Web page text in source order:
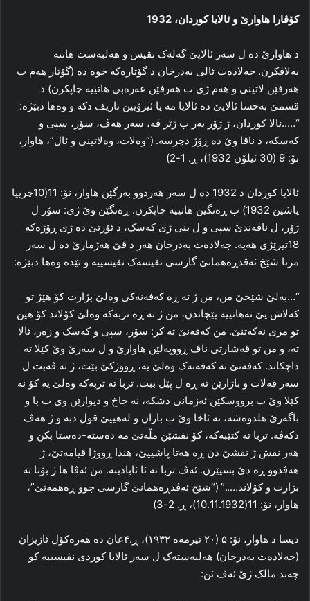
کۆڤارا هاوارێ و ئالایا کوردان، 1932
د هاوارێ ده‌ ل سه‌ر ئالایێ گه‌له‌ک نڤیس و هه‌لبه‌ست هاتنه‌
به‌لاڤکرن. جه‌لاده‌ت ئالی به‌درخان د گۆتاره‌که‌ خوه‌ ده‌ (گۆتار هه‌م ب
هه‌رفێن لاتینی و هه‌م ژی ب هه‌رفێن عه‌ره‌بی هاتییه‌ چاپکرن) د
قسمێ به‌حسا ئالایێ ده‌ ئالایا مه‌ یا ئیرۆیین تاریف دکه‌ و وه‌ها دبێژه‌:
“…..ئالا کوردان، ژ ژۆر به‌ر ب ژێر ڤه‌، سه‌ر هه‌ڤ، سۆر، سپی و
که‌سکه‌، د ناڤا وێ ده‌ ڕۆژ دچرسه‌. (“وه‌لات، وه‌لاتینی و ئال”، هاوار،
نۆ: 9 (30 ئیلۆن 1932)، ڕ. 1-2)
ئالایا کوردان د 1932 ده‌ ل سه‌ر هه‌ردوو به‌رگێن هاوار، نۆ: 11(10چرییا
پاشین 1932) ب ڕه‌نگین هاتییه‌ چاپکرن. ڕه‌نگێن وێ ژی: سۆر ل
ژۆر، ل ناڤه‌ندێ سپی و ل بنی ژی که‌سک، د ئۆرتێ ده‌ ژی ڕۆژه‌که‌
18تیرێژی هه‌یه‌. جه‌لاده‌ت به‌درخان هه‌ر د ڤێ هه‌ژمارێ ده‌ ل سه‌ر
مرنا شێخ ئه‌ڤدڕه‌همانێ گارسی نڤیسه‌ک نڤیسییه‌ و تێده‌ وه‌ها دبێژه‌:
“…به‌لێ شێخێ من، من ژ ته‌ ڕه‌ که‌فه‌نه‌کی وه‌لێ بژارت کۆ هێژ تو
که‌لاش پێ نه‌هاتییه‌ پێچاندن، من ژ ته‌ ڕه‌ تربه‌که‌ وه‌لێ کۆلاند کۆ هین
تو مری نه‌که‌تنێ. من که‌فه‌نێ ته‌ کر: سۆر، سپی و که‌سک و زه‌ر، ئالا
ته‌، و من تو ڤه‌شارتی ناڤ ڕووپه‌لێن هاوارێ و ل سه‌رێ وێ کێلا ته‌
داچکاند. که‌فه‌نێ ته‌ که‌فه‌نه‌ک وه‌لێ یه‌، ڕووژکێ بێت، ژ ته‌ ڤه‌بت ل
سه‌ر قه‌لات و باژارێن ته‌ ڕه‌ ل پێل ببت. تربا ته‌ تربه‌که‌ وه‌لێ یه‌ کۆ نه‌
کێلا وێ ب برووسکێن ئه‌زمانی دشکه‌، نه‌ جاخ و دیوارێن وی ب با و
باگه‌رێ هلدوه‌شه‌، نه‌ ئاخا وێ ب باران و له‌هییێ قول دبه‌ و ژ هه‌ڤ
دکه‌ڤه‌. تربا ته‌ کتێبه‌که‌، کۆ نفشێن مڵه‌تێ مه‌ ده‌سته‌-ده‌ستا بکن و
هه‌ر نفش ژ نفشێ دن ڕه‌ هه‌تا پاشییێ، هندا ڕووژا قیامه‌تێ، ژ
هه‌ڤدوو ڕه‌ دێ بسپێرن. ئه‌ڤ تربا ته‌ ئا ئابادینه‌. من ئه‌ڤا ها ژ بۆنا ته‌
بژارت و کۆلاند…..” (“شێخ ئه‌ڤدڕه‌همانێ گارسی چوو ڕه‌همه‌تێ”،
هاوار، نۆ: 11(10.11.1932)، ڕ. 2-3)
دیسا د هاوار، نۆ: ۵ (۲۰ تیرمه‌ه ۱۹۳۲)، ڕ.۴عان ده‌ هه‌ره‌کۆل ئازیزان
(جه‌لاده‌ت به‌درخان) هه‌لبه‌سته‌ک ل سه‌ر ئالایا کوردی نڤیسییه‌ کو
چه‌ند مالک ژێ ئه‌ڤ ئن: